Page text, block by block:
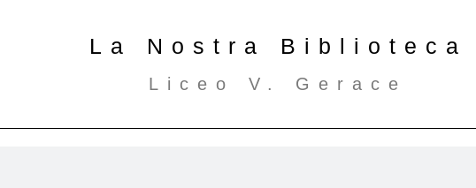
La Nostra Biblioteca
Liceo V. Gerace